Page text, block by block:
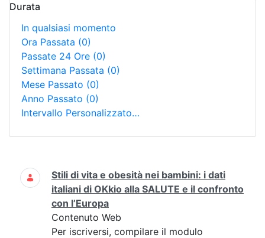
Durata
In qualsiasi momento
Ora Passata (0)
Passate 24 Ore (0)
Settimana Passata (0)
Mese Passato (0)
Anno Passato (0)
Intervallo Personalizzato…
Ricerca
Stili di vita e obesità nei bambini: i dati
italiani di OKkio alla SALUTE e il confronto
con l’Europa
Contenuto Web
Per iscriversi, compilare il modulo